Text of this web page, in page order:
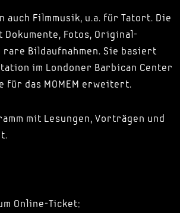
auch Filmmusik, u.a. für Tatort. Die
Fotos, Original-
Bildaufnahmen. Sie basiert
im Londoner Barbican Center
für das MOMEM erweitert.
mit Lesungen, Vorträgen und
Online-Ticket: